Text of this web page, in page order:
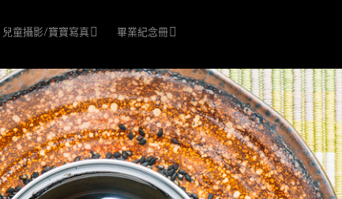
兒童攝影/寶寶寫真 畢業紀念冊